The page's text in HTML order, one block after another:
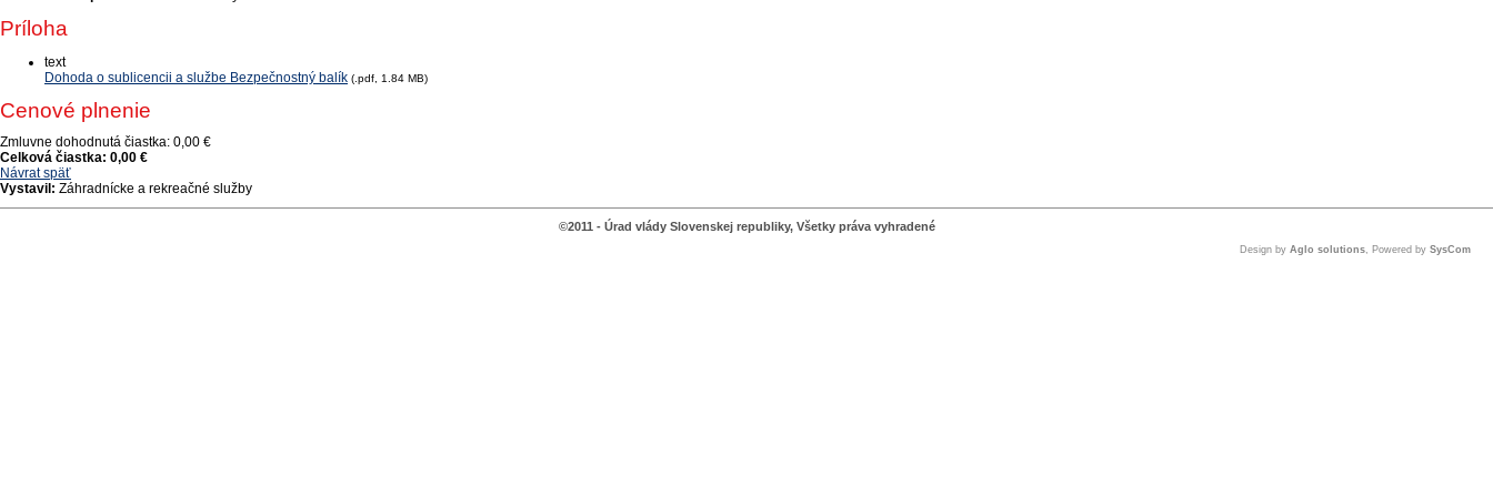
Príloha
text
Dohoda o sublicencii a službe Bezpečnostný balík (.pdf, 1.84 MB)
Cenové plnenie
Zmluvne dohodnutá čiastka: 0,00 €
Celková čiastka: 0,00 €
Návrat späť
Vystavil: Záhradnícke a rekreačné služby
©2011 - Úrad vlády Slovenskej republiky, Všetky práva vyhradené
Design by Aglo solutions, Powered by SysCom